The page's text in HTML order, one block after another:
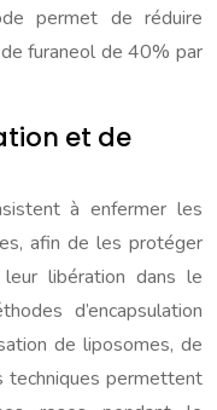
permet de réduire
furaneol de 40% par
et de
à enfermer les
afin de les protéger
libération dans le
d’encapsulation
de liposomes, de
techniques permettent